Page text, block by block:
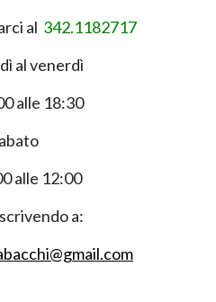
al 342.1182717
al venerdì
alle 18:30
alle 12:00
a: